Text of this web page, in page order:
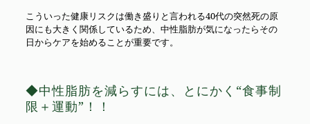
こういった健康リスクは働き盛りと言われる40代の突然死の原
因にも大きく関係しているため、中性脂肪が気になったらその
日からケアを始めることが重要です。
◆中性脂肪を減らすには、とにかく“食事制
限＋運動”！！